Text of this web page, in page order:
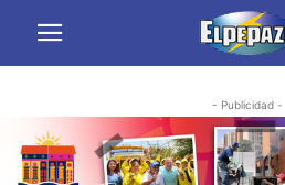
- Publicidad -